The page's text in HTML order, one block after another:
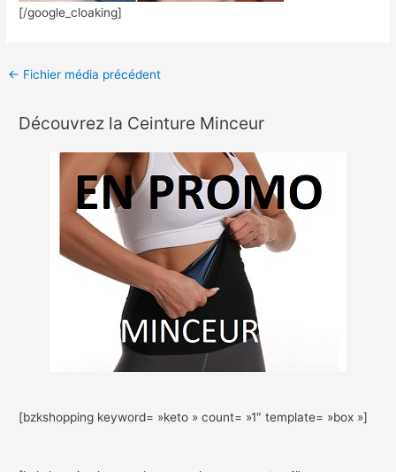
[/google_cloaking]
← Fichier média précédent
Découvrez la Ceinture Minceur
[bzkshopping keyword= »keto » count= »1″ template= »box »]